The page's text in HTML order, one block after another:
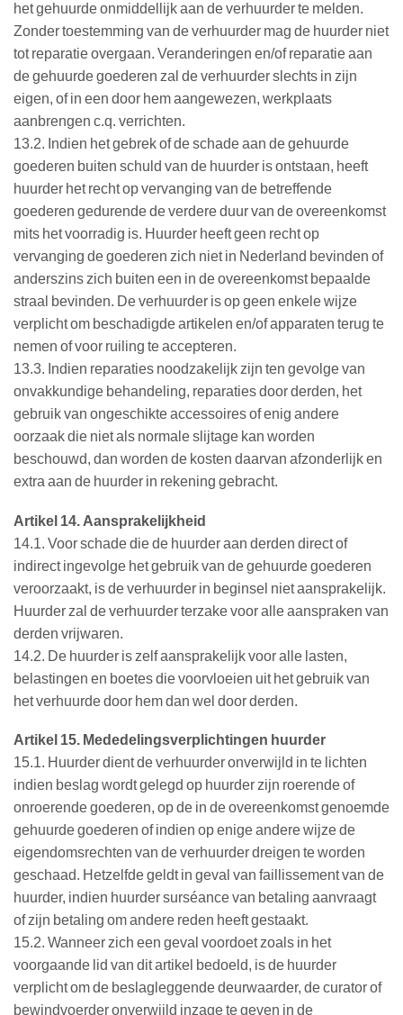
het gehuurde onmiddellijk aan de verhuurder te melden.
Zonder toestemming van de verhuurder mag de huurder niet
tot reparatie overgaan. Veranderingen en/of reparatie aan
de gehuurde goederen zal de verhuurder slechts in zijn
eigen, of in een door hem aangewezen, werkplaats
aanbrengen c.q. verrichten.
13.2. Indien het gebrek of de schade aan de gehuurde
goederen buiten schuld van de huurder is ontstaan, heeft
huurder het recht op vervanging van de betreffende
goederen gedurende de verdere duur van de overeenkomst
mits het voorradig is. Huurder heeft geen recht op
vervanging de goederen zich niet in Nederland bevinden of
anderszins zich buiten een in de overeenkomst bepaalde
straal bevinden. De verhuurder is op geen enkele wijze
verplicht om beschadigde artikelen en/of apparaten terug te
nemen of voor ruiling te accepteren.
13.3. Indien reparaties noodzakelijk zijn ten gevolge van
onvakkundige behandeling, reparaties door derden, het
gebruik van ongeschikte accessoires of enig andere
oorzaak die niet als normale slijtage kan worden
beschouwd, dan worden de kosten daarvan afzonderlijk en
extra aan de huurder in rekening gebracht.
Artikel 14. Aansprakelijkheid
14.1. Voor schade die de huurder aan derden direct of
indirect ingevolge het gebruik van de gehuurde goederen
veroorzaakt, is de verhuurder in beginsel niet aansprakelijk.
Huurder zal de verhuurder terzake voor alle aanspraken van
derden vrijwaren.
14.2. De huurder is zelf aansprakelijk voor alle lasten,
belastingen en boetes die voorvloeien uit het gebruik van
het verhuurde door hem dan wel door derden.
Artikel 15. Mededelingsverplichtingen huurder
15.1. Huurder dient de verhuurder onverwijld in te lichten
indien beslag wordt gelegd op huurder zijn roerende of
onroerende goederen, op de in de overeenkomst genoemde
gehuurde goederen of indien op enige andere wijze de
eigendomsrechten van de verhuurder dreigen te worden
geschaad. Hetzelfde geldt in geval van faillissement van de
huurder, indien huurder surséance van betaling aanvraagt
of zijn betaling om andere reden heeft gestaakt.
15.2. Wanneer zich een geval voordoet zoals in het
voorgaande lid van dit artikel bedoeld, is de huurder
verplicht om de beslagleggende deurwaarder, de curator of
bewindvoerder onverwijld inzage te geven in de